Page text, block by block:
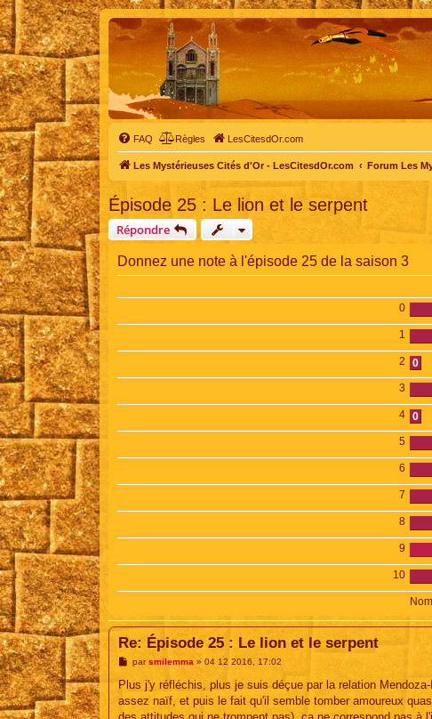
FAQ Règles LesCitesdOr.com
Les Mystérieuses Cités d'Or - LesCitesdOr.com Forum Les
Épisode 25 : Le lion et le serpent
Répondre
Donnez une note à l'épisode 25 de la saison 3
0
1
2 0
3
4 0
5
6
7
8
9
10
Re: Épisode 25 : Le lion et le serpent
M
s
a
g
par smilemma » 04 12 2016, 17:02
Plus j'y réfléchis, plus je suis déçue par la relation
assez naïf, et puis le fait qu'il semble tomber amoureux